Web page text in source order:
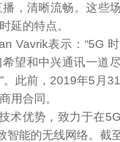
，清晰流畅。这些
延的特点。
Vavrik表示：“5G
望和中兴通讯一道
。此前，2019年5月
用合同。
术优势，致力于在
智能的无线网络。截